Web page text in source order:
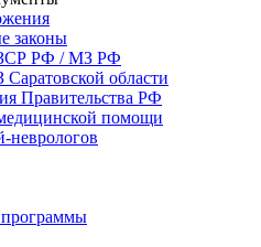
законы
РФ / МЗ РФ
области
Правительства РФ
помощи
неврологов
программы